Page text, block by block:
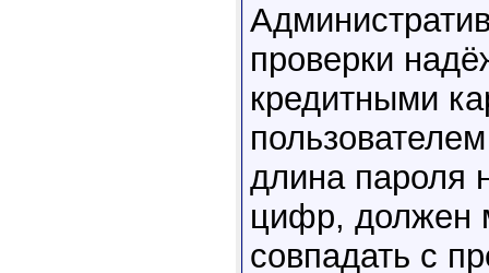
проверки
кредитными
длина пароля
цифр, должен
совпадать с